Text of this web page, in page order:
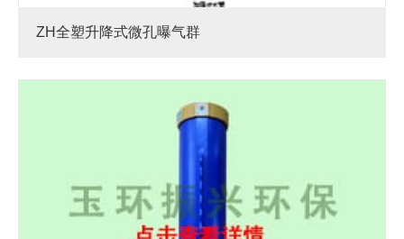
ZH全塑升降式微孔曝气群